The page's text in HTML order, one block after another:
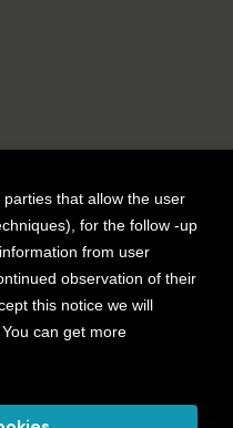
that allow the user
for the follow -up
from user
observation of their
this notice we will
can get more